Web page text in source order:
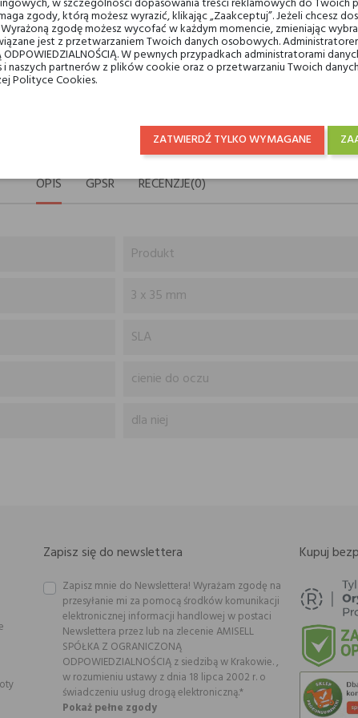
Darmowa dostawa na terenie kraju od 250
OPIS GPSR RECENZJE(0)
Produkt
3 x 35 mm
SLA
cienie do oczu
dla niej
Zapisz się do newslettera
Zapisz mnie do Newslettera! Wyrażam zgodę na
przesyłanie mi za pomocą środków komunikacji
elektronicznej informacji handlowej w postaci
Newslettera przez lub na zlecenie AMISELL
SPÓŁKA Z OGRANICZONĄ
ODPOWIEDZIALNOŚCIĄ z siedzibą w Krakowie. ,
w rozumieniu ustawy z dnia 18 lipca 2002 r. o
świadczeniu usług drogą elektroniczną.*
Pokaż pełne zgody
Kupuj
zgody, którą możesz wyrazić, klikając „Zaakceptuj”. Jeżeli chcesz
zgodę możesz wycofać w każdym momencie, zmieniając
jest z przetwarzaniem Twoich danych osobowych.
W pewnych przypadkach administratorami
naszych partnerów z plików cookie oraz o przetwarzaniu Twoich
Polityce Cookies.
ZATWIERDŹ TYLKO WYMAGANE